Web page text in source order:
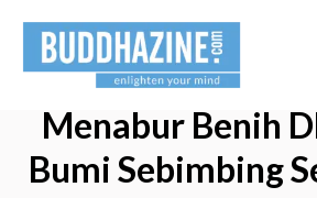
Menabur Benih
Bumi Sebimbing